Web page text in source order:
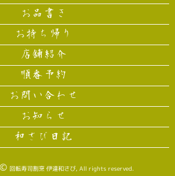
お品書き
お持ち帰り
店舗紹介
順番予約
お問い合わせ
お知らせ
和さび日記
© 回転寿司割烹 伊達和さび, All rights reserved.